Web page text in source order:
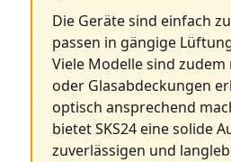
Die Geräte sind einfach
passen in gängige
Viele Modelle sind zudem
oder Glasabdeckungen
optisch ansprechend
bietet SKS24 eine solide
zuverlässigen und